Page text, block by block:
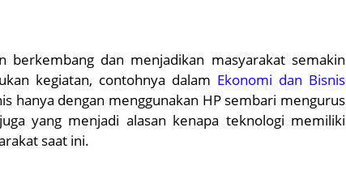
berkembang dan menjadikan masyarakat semakin
kegiatan, contohnya dalam Ekonomi dan Bisnis
hanya dengan menggunakan HP sembari mengurus
yang menjadi alasan kenapa teknologi memiliki
saat ini.